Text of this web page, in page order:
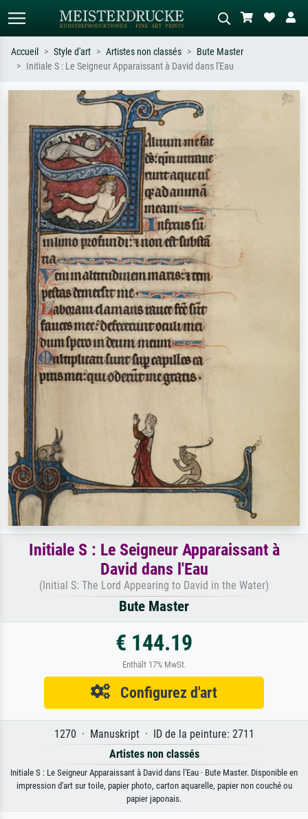
Recherchez par artiste, titre ou style –
ex. Monet, Nuit étoilée,
impressionnisme, vague de Hokusai,
nu.
Décrivez la scène – ex. prairie verte,
abstrait avec beaucoup de rouge,
tableau sombre, nu debout près d'un
Accueil Style d'art Artistes non classés
Bute Master
Initiale S : Le Seigneur Apparaissant à David dans l'Eau
Initiale S : Le Seigneur Apparaissant à
David dans l'Eau
(Initial S: The Lord Appearing to David in the Water)
Bute Master
€ 144.19
Enthält 17% MwSt.
Configurez d'art
1270 · Manuskript · ID de la peinture: 2711
Artistes non classés
Initiale S : Le Seigneur Apparaissant à David dans l'Eau · Bute Master. Disponible en
impression d'art sur toile, papier photo, carton aquarelle, papier non couché ou
papier japonais.